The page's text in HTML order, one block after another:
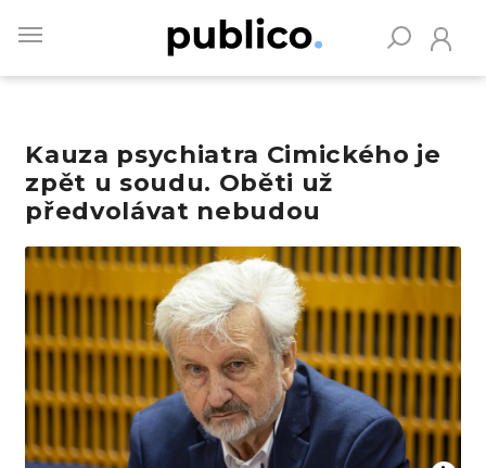
main
Kauza psychiatra Cimického je
zpět u soudu. Oběti už
předvolávat nebudou
Obrázek
Vyhledávejte na Publiku